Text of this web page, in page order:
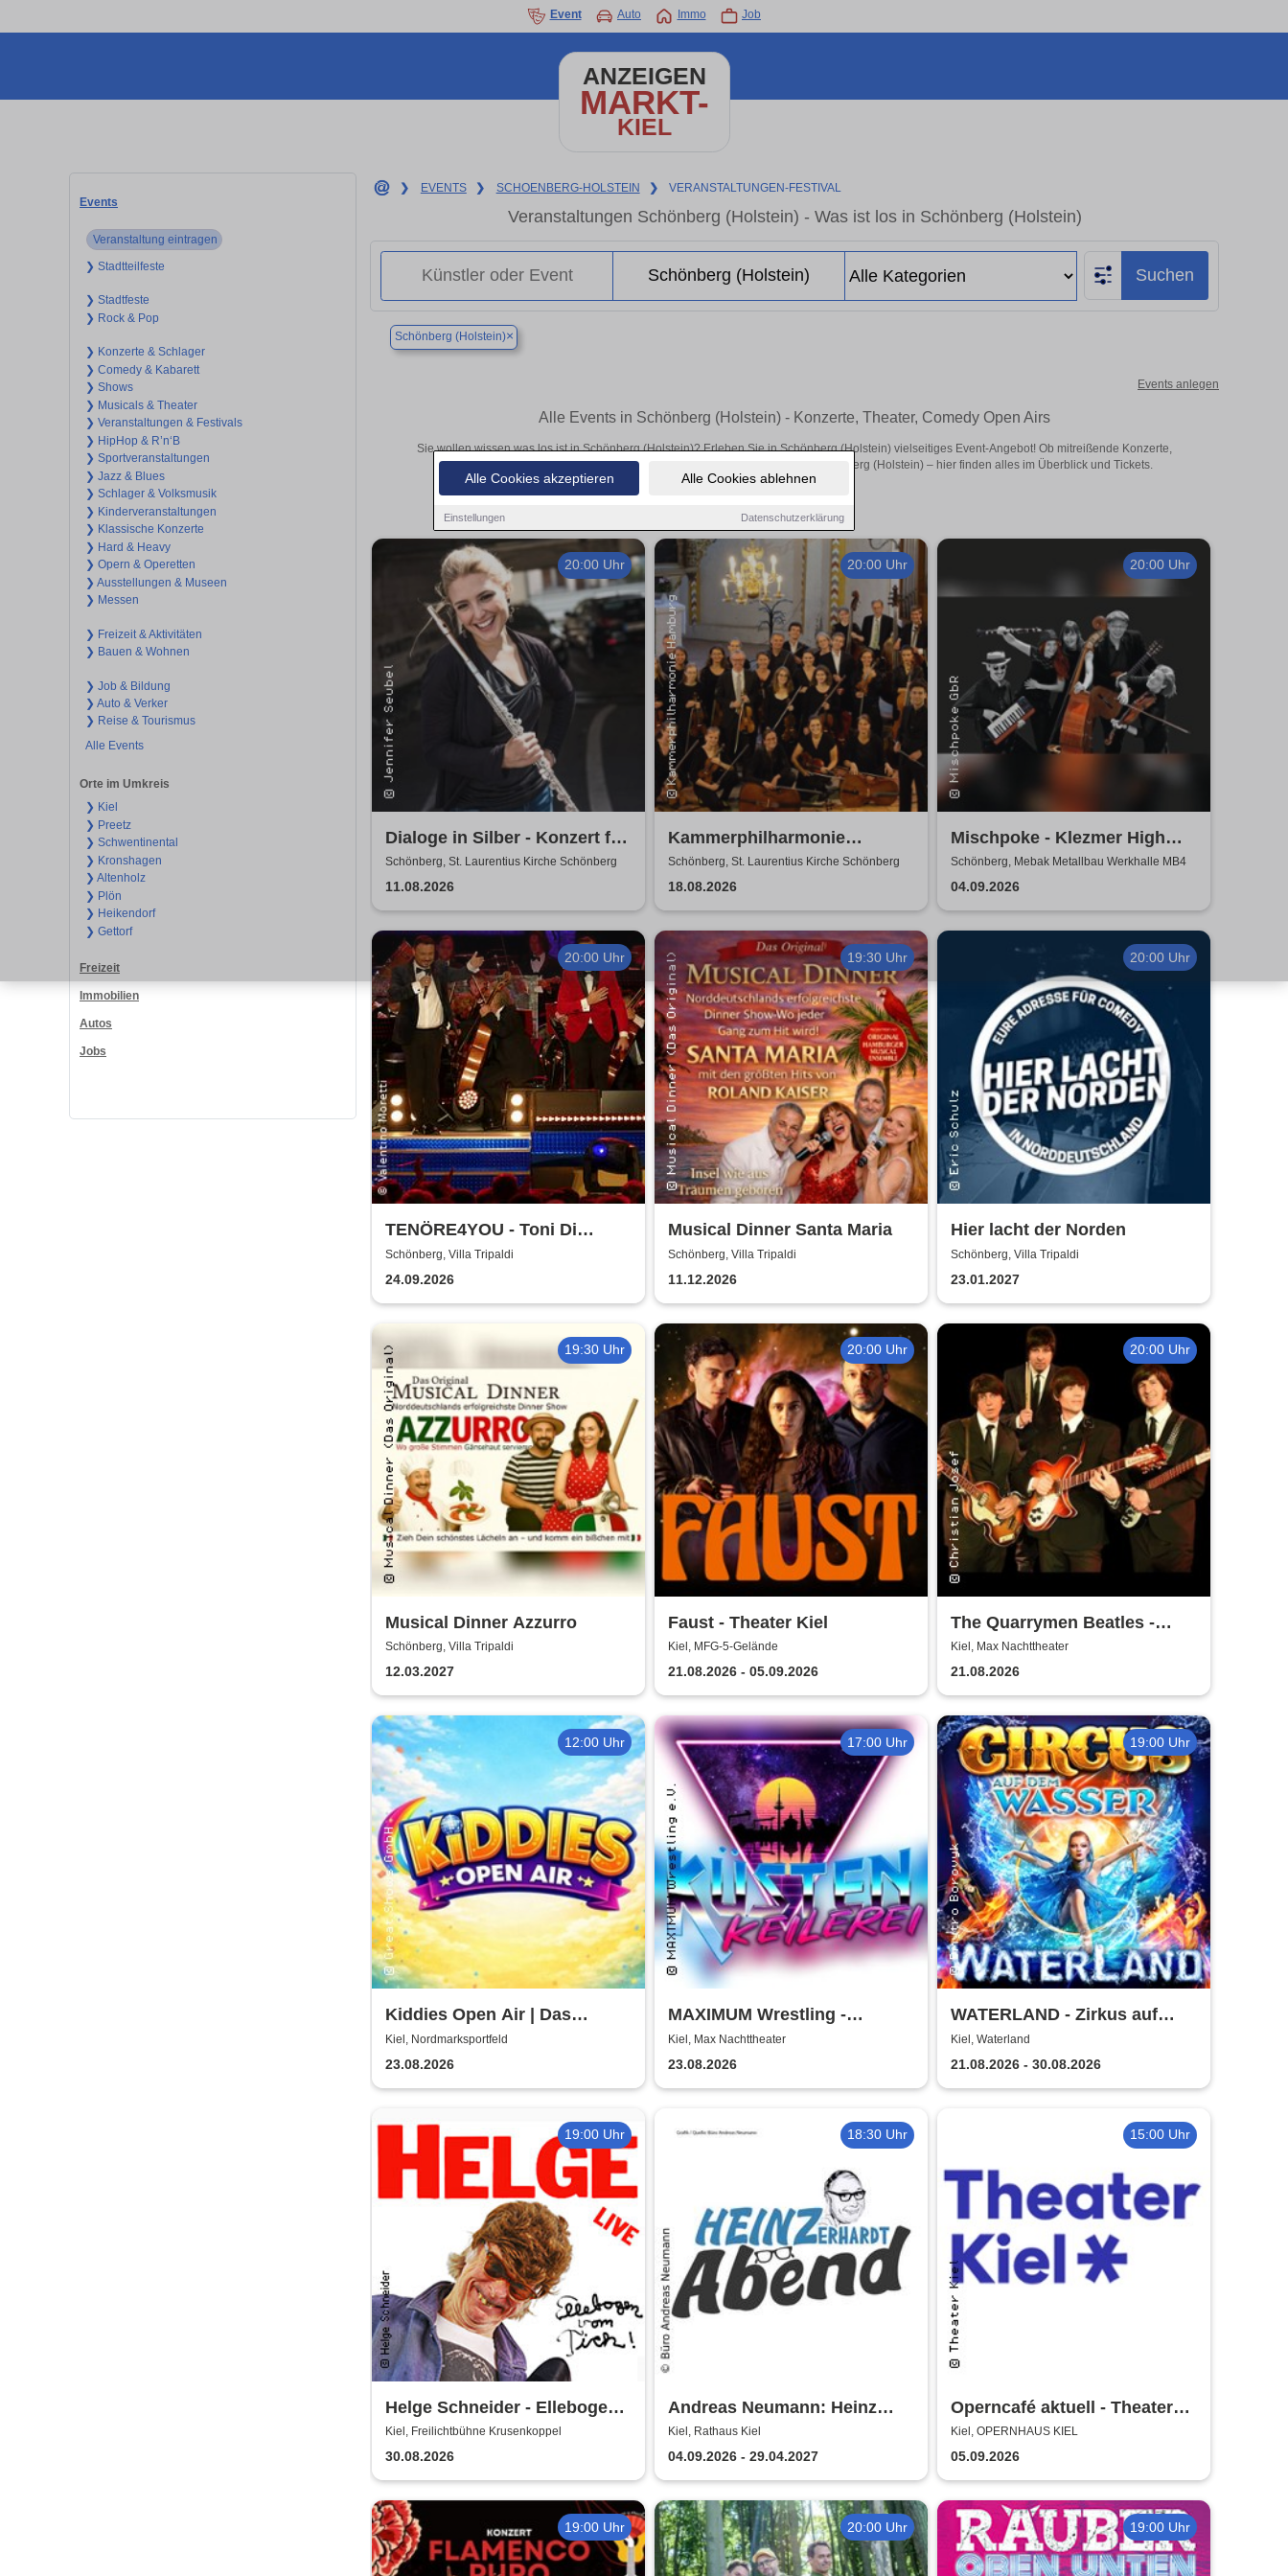
Alle Cookies akzeptieren Alle Cookies ablehnen
Einstellungen Datenschutzerklärung
Event Auto Immo Job
ANZEIGEN
MARKT-
KIEL
Events
Veranstaltung eintragen
❯ Stadtteilfeste
❯ Stadtfeste
❯ Rock & Pop
❯ Konzerte & Schlager
❯ Comedy & Kabarett
❯ Shows
❯ Musicals & Theater
❯ Veranstaltungen & Festivals
❯ HipHop & R’n‘B
❯ Sportveranstaltungen
❯ Jazz & Blues
❯ Schlager & Volksmusik
❯ Kinderveranstaltungen
❯ Klassische Konzerte
❯ Hard & Heavy
❯ Opern & Operetten
❯ Ausstellungen & Museen
❯ Messen
❯ Freizeit & Aktivitäten
❯ Bauen & Wohnen
❯ Job & Bildung
❯ Auto & Verker
❯ Reise & Tourismus
Alle Events
Orte im Umkreis
❯ Kiel
❯ Preetz
❯ Schwentinental
❯ Kronshagen
❯ Altenholz
❯ Plön
❯ Heikendorf
❯ Gettorf
Freizeit
Immobilien
Autos
Jobs
❯ EVENTS ❯ SCHOENBERG-HOLSTEIN ❯ VERANSTALTUNGEN-FESTIVAL
Veranstaltungen Schönberg (Holstein) - Was ist los in Schönberg (Holstein)
Suchen
Schönberg (Holstein)×
Events anlegen
Alle Events in Schönberg (Holstein) - Konzerte, Theater, Comedy Open Airs
Sie wollen wissen was los ist in Schönberg (Holstein)? Erleben Sie in Schönberg (Holstein) vielseitiges Event-Angebot! Ob mitreißende Konzerte,
inspirierende Theateraufführungen oder aufregende Veranstaltungen in Schönberg (Holstein) – hier finden alles im Überblick und Tickets.
20:00 Uhr
Dialoge in Silber - Konzert für
zwei Flöten
Schönberg, St. Laurentius Kirche Schönberg
11.08.2026
20:00 Uhr
Kammerphilharmonie
Hamburg
Schönberg, St. Laurentius Kirche Schönberg
18.08.2026
20:00 Uhr
Mischpoke - Klezmer High
Life
Schönberg, Mebak Metallbau Werkhalle MB4
04.09.2026
20:00 Uhr
TENÖRE4YOU - Toni Di
Napoli & Pietro Pato
Schönberg, Villa Tripaldi
24.09.2026
19:30 Uhr
Musical Dinner Santa Maria
Schönberg, Villa Tripaldi
11.12.2026
20:00 Uhr
Hier lacht der Norden
Schönberg, Villa Tripaldi
23.01.2027
19:30 Uhr
Musical Dinner Azzurro
Schönberg, Villa Tripaldi
12.03.2027
20:00 Uhr
Faust - Theater Kiel
Kiel, MFG-5-Gelände
21.08.2026 - 05.09.2026
20:00 Uhr
The Quarrymen Beatles -
Beatlemania is back
Kiel, Max Nachttheater
21.08.2026
12:00 Uhr
Kiddies Open Air | Das
Kinder- & Familienfestival in
Kiel
Kiel, Nordmarksportfeld
23.08.2026
17:00 Uhr
MAXIMUM Wrestling -
Küstenkeilerei '26
Kiel, Max Nachttheater
23.08.2026
19:00 Uhr
WATERLAND - Zirkus auf
dem Wasser | Kiel
Kiel, Waterland
21.08.2026 - 30.08.2026
19:00 Uhr
Helge Schneider - Ellebogen
vom Tich
Kiel, Freilichtbühne Krusenkoppel
30.08.2026
18:30 Uhr
Andreas Neumann: Heinz
Erhardt Dinner Show
Kiel, Rathaus Kiel
04.09.2026 - 29.04.2027
15:00 Uhr
Operncafé aktuell - Theater
Kiel
Kiel, OPERNHAUS KIEL
05.09.2026
19:00 Uhr 20:00 Uhr 19:00 Uhr